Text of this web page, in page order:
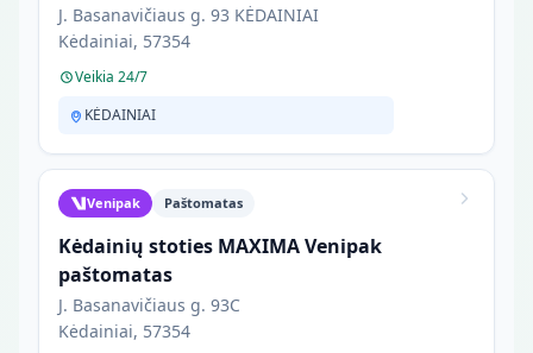
J. Basanavičiaus g. 93 KĖDAINIAI
Kėdainiai, 57354
Veikia 24/7
KĖDAINIAI
Venipak Paštomatas
Kėdainių stoties MAXIMA Venipak
paštomatas
J. Basanavičiaus g. 93C
Kėdainiai, 57354